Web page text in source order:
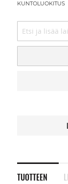
KUNTOLUOKITUS
TUOTTEEN